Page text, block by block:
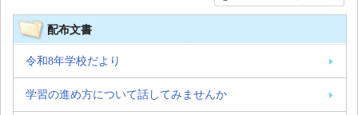
配布文書
令和8年学校だより
学習の進め方について話してみませんか